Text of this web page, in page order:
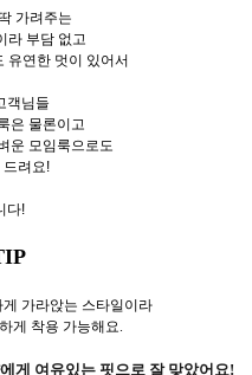
가려주는
라 부담 없고
유연한 멋이 있어서
객님들
은 물론이고
운 모임룩으로도
드려요!
다!
가라앉는 스타일이라
게 착용 가능해요.
게 여유있는 핏으로 잘 맞았어요!